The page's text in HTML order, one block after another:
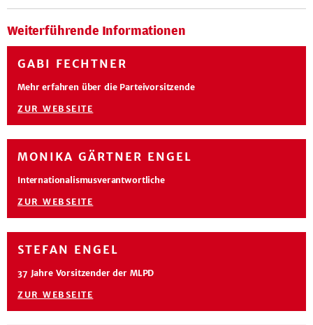
Weiterführende Informationen
GABI FECHTNER
Mehr erfahren über die Parteivorsitzende
ZUR WEBSEITE
MONIKA GÄRTNER ENGEL
Internationalismusverantwortliche
ZUR WEBSEITE
STEFAN ENGEL
37 Jahre Vorsitzender der MLPD
ZUR WEBSEITE